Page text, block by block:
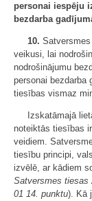
personai iespēju
bezdarba
10.
veikusi, lai
nodrošinājumu
personai bezdarba
tiesības vismaz
Izskatāmajā
noteiktās tiesības
veidiem.
tiesību principi,
izvēlē, ar kādiem
Satversmes tiesas
01 14. punktu). Kā